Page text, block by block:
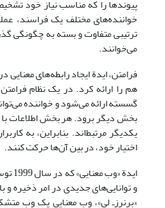
پیوندها را که مناسب نیاز خود
خواننده‌های مختلف یک فراسند،
ترتیبی متفاوت و بسته به چگونگی
می‌خوانند.
فرامتن، ایدة ایجاد رابطه‌های
هم را ارائه کرد. در یک نظام
گسسته ارائه می‌شود و خواننده
بخش دیگر برود. هر بخش اطلاعات با
یکدیگر مرتبط‌اند. بنابراین، به
اختیار خود، در بین آن‌ها حرکت کنند.
و توانایی‌های جدیدی در امر ذخیره و
«برنرز‌‌ـ لی»، وب معنایی یک وب